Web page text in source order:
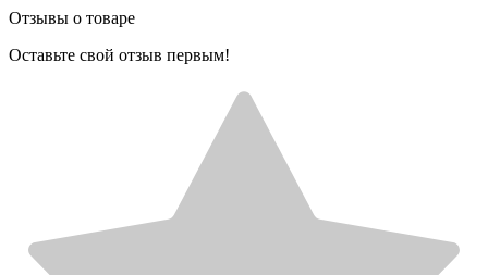
Отзывы о товаре
Оставьте свой отзыв первым!